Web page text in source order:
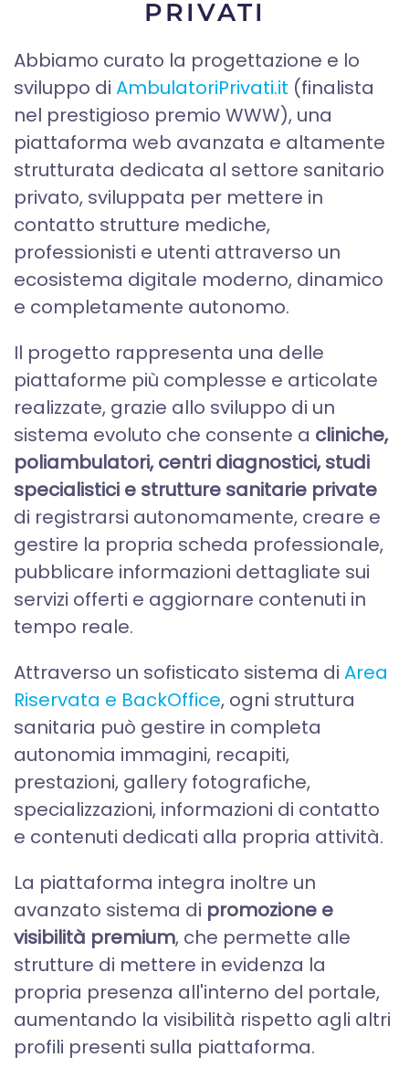
PRIVATI
Abbiamo curato la progettazione e lo
sviluppo di AmbulatoriPrivati.it (finalista
nel prestigioso premio WWW), una
piattaforma web avanzata e altamente
strutturata dedicata al settore sanitario
privato, sviluppata per mettere in
contatto strutture mediche,
professionisti e utenti attraverso un
ecosistema digitale moderno, dinamico
e completamente autonomo.
Il progetto rappresenta una delle
piattaforme più complesse e articolate
realizzate, grazie allo sviluppo di un
sistema evoluto che consente a cliniche,
poliambulatori, centri diagnostici, studi
specialistici e strutture sanitarie private
di registrarsi autonomamente, creare e
gestire la propria scheda professionale,
pubblicare informazioni dettagliate sui
servizi offerti e aggiornare contenuti in
tempo reale.
Attraverso un sofisticato sistema di Area
Riservata e BackOffice, ogni struttura
sanitaria può gestire in completa
autonomia immagini, recapiti,
prestazioni, gallery fotografiche,
specializzazioni, informazioni di contatto
e contenuti dedicati alla propria attività.
La piattaforma integra inoltre un
avanzato sistema di promozione e
visibilità premium, che permette alle
strutture di mettere in evidenza la
propria presenza all'interno del portale,
aumentando la visibilità rispetto agli altri
profili presenti sulla piattaforma.